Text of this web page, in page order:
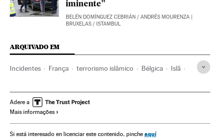
iminente”
BELÉN DOMÍNGUEZ CEBRIÁN / ANDRÉS MOURENZA |
BRUXELAS / ISTAMBUL
ARQUIVADO EM
Incidentes França terrorismo islâmico Bélgica Islã
Acontecimentos Europa
Conflitos
Estado Islâmico Paris Atentados mortais Tiroteios
Adere a
Mais informações
Si está interesado en licenciar este contenido, pinche aquí